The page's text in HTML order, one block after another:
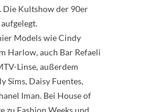
Die Kultshow der 90er
Models wie Cindy
Harlow, auch Bar Refaeli
Linse, außerdem
Sims, Daisy Fuentes,
Iman. Bei House of
zu Fashion Weeks und